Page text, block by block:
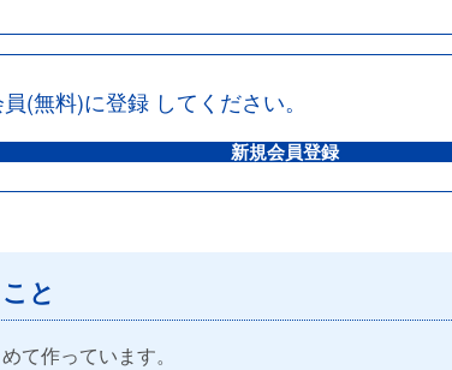
(無料)に登録 してください。
新規会員登録
と
て作っています。